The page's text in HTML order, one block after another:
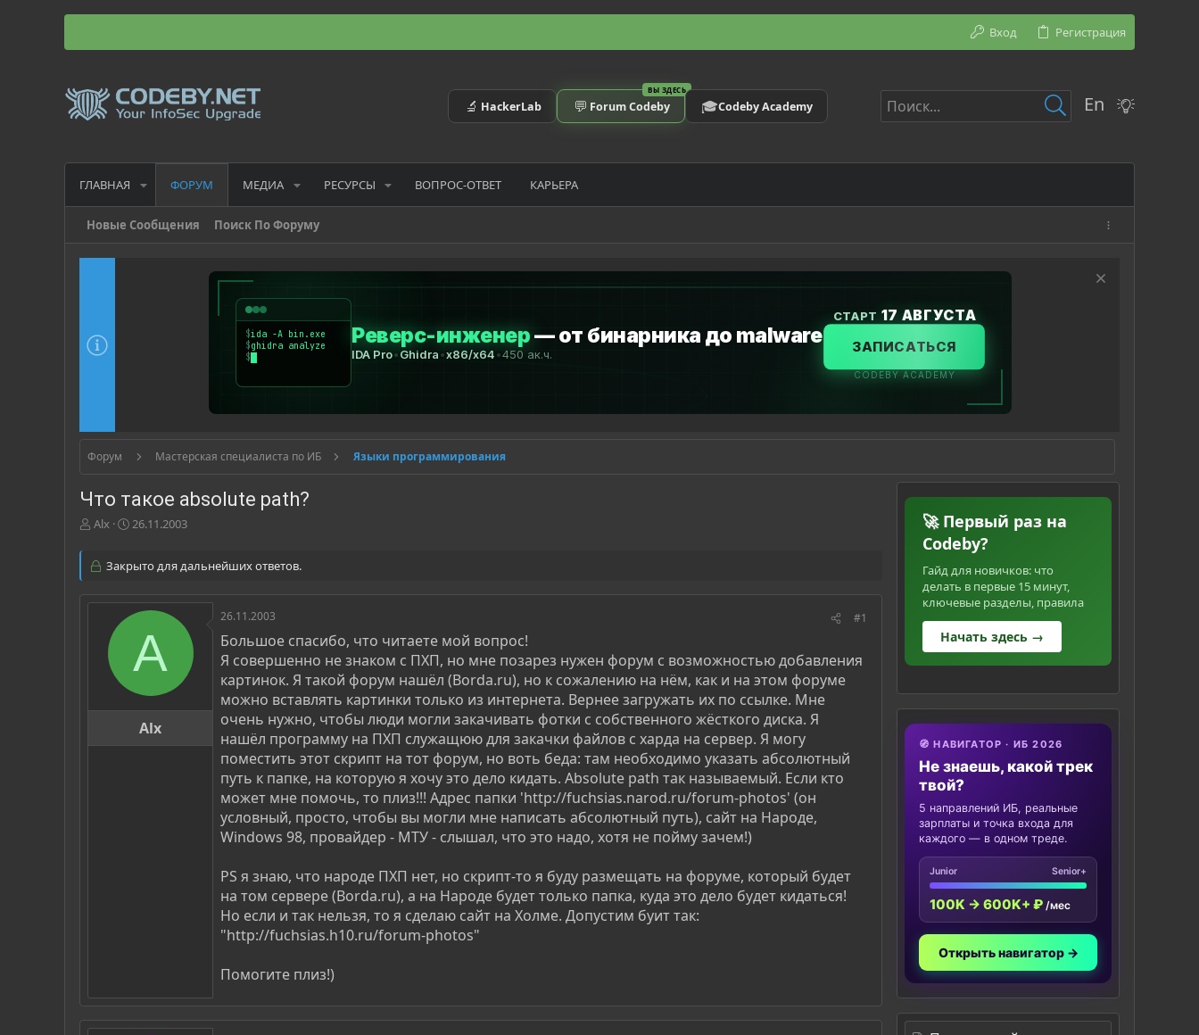
Вход Регистрация
🔬 HackerLab
ВЫ ЗДЕСЬ
💬 Forum Codeby 🎓Codeby Academy En
ГЛАВНАЯ ФОРУМ МЕДИА РЕСУРСЫ ВОПРОС-ОТВЕТ КАРЬЕРА
Новые Сообщения Поиск По Форуму
Форум Мастерская специалиста по ИБ Языки программирования
Что такое absolute path?
А
о
т
Alx
Д
а
а
ч
а
26.11.2003
Закрыто для дальнейших ответов.
A
Alx
26.11.2003 #1
Большое спасибо, что читаете мой вопрос!
Я совершенно не знаком с ПХП, но мне позарез нужен форум с возможностью добавления
картинок. Я такой форум нашёл (Borda.ru), но к сожалению на нём, как и на этом форуме
можно вставлять картинки только из интернета. Вернее загружать их по ссылке. Мне
очень нужно, чтобы люди могли закачивать фотки с собственного жёсткого диска. Я
нашёл программу на ПХП служащюю для закачки файлов с харда на сервер. Я могу
поместить этот скрипт на тот форум, но воть беда: там необходимо указать абсолютный
путь к папке, на которую я хочу это дело кидать. Absolute path так называемый. Если кто
может мне помочь, то плиз!!! Адрес папки 'http://fuchsias.narod.ru/forum-photos' (он
условный, просто, чтобы вы могли мне написать абсолютный путь), сайт на Народе,
Windows 98, провайдер - МТУ - слышал, что это надо, хотя не пойму зачем!)
PS я знаю, что народе ПХП нет, но скрипт-то я буду размещать на форуме, который будет
на том сервере (Borda.ru), а на Народе будет только папка, куда это дело будет кидаться!
Но если и так нельзя, то я сделаю сайт на Холме. Допустим буит так:
"http://fuchsias.h10.ru/forum-photos"
Помогите плиз!)
🚀 Первый раз на
Codeby?
Гайд для новичков: что
делать в первые 15 минут,
ключевые разделы, правила
Начать здесь →
🧭 НАВИГАТОР · ИБ 2026
Не знаешь, какой трек
твой?
5 направлений ИБ, реальные
зарплаты и точка входа для
каждого — в одном треде.
Junior Senior+
100K → 600K+ ₽ /мес
Открыть навигатор →